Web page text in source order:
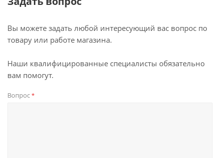
Вы можете задать любой интересующий вас вопрос по
товару или работе магазина.
Наши квалифицированные специалисты обязательно
вам помогут.
Вопрос*